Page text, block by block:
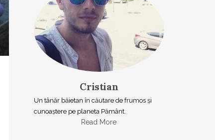
Cristian
Un tânăr băietan în căutare de frumos și
cunoaștere pe planeta Pământ.
Read More